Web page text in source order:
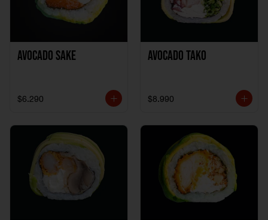
Avocado Sake
$6.290
Avocado Tako
$8.990